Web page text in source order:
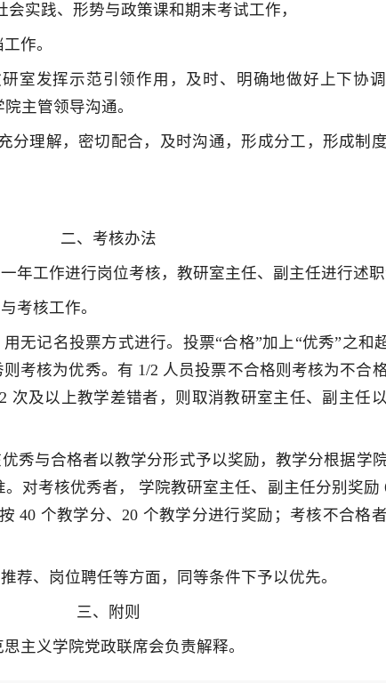
实践、形势与政策课和期末考试工作，
作。
室发挥示范引领作用，及时、明确地做好上下协
主管领导沟通。
分理解，密切配合，及时沟通，形成分工，形成制
二、考核办法
年工作进行岗位考核，教研室主任、副主任进行述职
考核工作。
无记名投票方式进行。投票“合格”加上“优秀”之和
考核为优秀。有 1/2 人员投票不合格则考核为不合
次及以上教学差错者，则取消教研室主任、副主任
秀与合格者以教学分形式予以奖励，教学分根据学
对考核优秀者， 学院教研室主任、副主任分别奖励
40 个教学分、20 个教学分进行奖励；考核不合格
荐、岗位聘任等方面，同等条件下予以优先。
三、附则
主义学院党政联席会负责解释。